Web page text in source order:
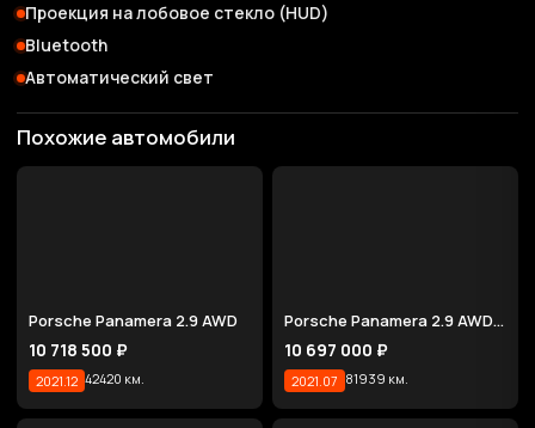
Проекция на лобовое стекло (HUD)
Bluetooth
Автоматический свет
Похожие автомобили
Porsche Panamera 2.9 AWD
10 718 500 ₽
2021.12 42420 км.
Porsche Panamera 2.9 AWD E-Hybrid
10 697 000 ₽
2021.07 81939 км.